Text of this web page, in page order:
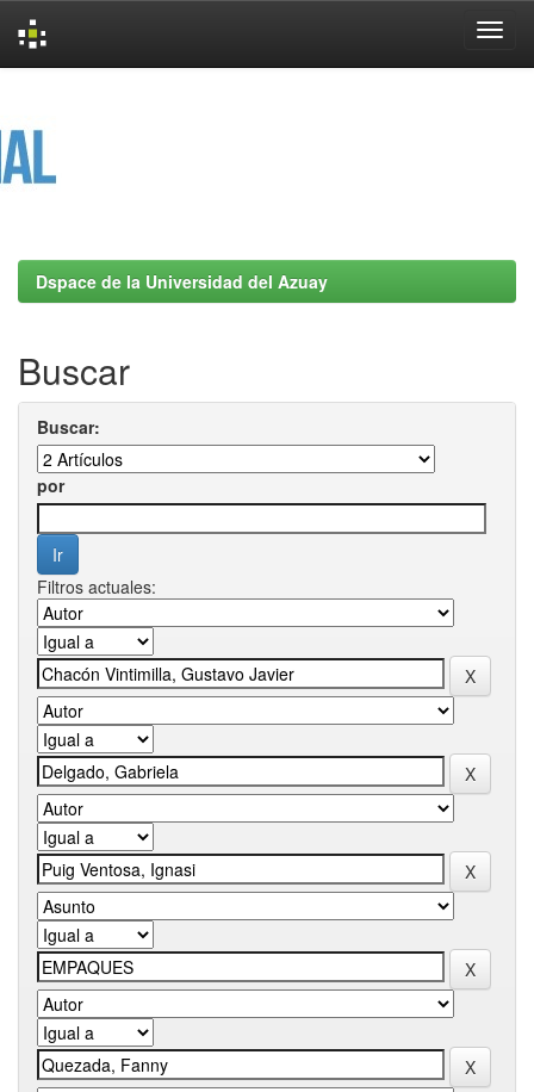
Dspace de la Universidad del Azuay
Buscar
Buscar:
por
Filtros actuales: